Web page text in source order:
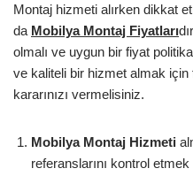
Montaj hizmeti alırken dikkat
da Mobilya Montaj Fiyatları
olmalı ve uygun bir fiyat
ve kaliteli bir hizmet almak için
kararınızı vermelisiniz.
Mobilya Montaj Hizmeti
referanslarını kontrol